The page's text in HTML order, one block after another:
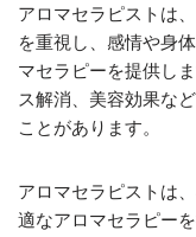
アロマセラピストは
を重視し、感情や身
マセラピーを提供し
ス解消、美容効果な
ことがあります。
アロマセラピストは
適なアロマセラピー